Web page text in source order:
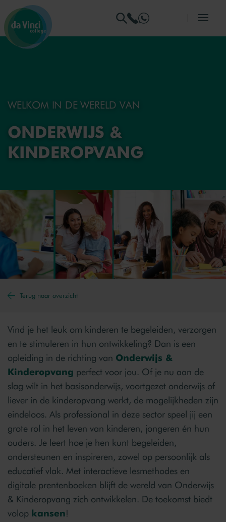
Ga naar menu
Ga naar de homepage
WELKOM IN DE WERELD VAN
ONDERWIJS &
KINDEROPVANG
Terug naar overzicht
Vind je het leuk om kinderen te begeleiden, verzorgen
en te stimuleren in hun ontwikkeling? Dan is een
opleiding in de richting van Onderwijs &
Kinderopvang perfect voor jou. Of je nu aan de
slag wilt in het basisonderwijs, voortgezet onderwijs of
liever in de kinderopvang werkt, de mogelijkheden zijn
eindeloos. Als professional in deze sector speel jij een
grote rol in het leven van kinderen, jongeren én hun
ouders. Je leert hoe je hen kunt begeleiden,
ondersteunen en inspireren, zowel op persoonlijk als
educatief vlak. Met interactieve lesmethodes en
digitale prentenboeken blijft de wereld van Onderwijs
& Kinderopvang zich ontwikkelen. De toekomst biedt
volop kansen!